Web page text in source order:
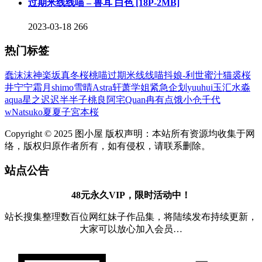
过期米线线喵 – 兽耳 白色 [18P-2MB]
2023-03-18 266
热门标签
蠢沫沫神楽坂真冬桜桃喵过期米线线喵抖娘-利世蜜汁猫裘桜
井宁宁霜月shimo雪晴Astra轩萧学姐紧急企划 yuuhui玉汇水淼
aqua星之迟迟半半子桃良阿宅Quan冉有点饿小仓千代
wNatsuko夏夏子宮本桜
Copyright © 2025 图小屋 版权声明：本站所有资源均收集于网
络，版权归原作者所有，如有侵权，请联系删除。
站点公告
48元永久VIP，限时活动中！
站长搜集整理数百位网红妹子作品集，将陆续发布持续更新，
大家可以放心加入会员…